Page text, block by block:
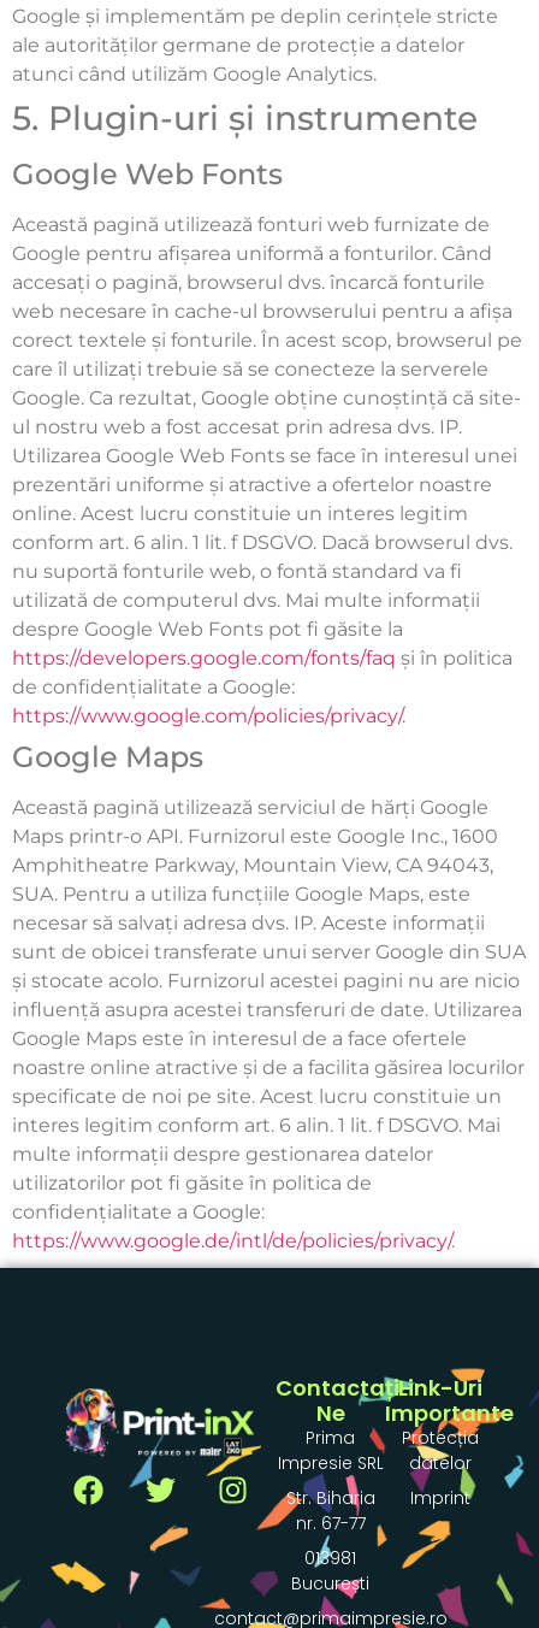
Google și implementăm pe deplin cerințele stricte
ale autorităților germane de protecție a datelor
atunci când utilizăm Google Analytics.
5. Plugin-uri și instrumente
Google Web Fonts
Această pagină utilizează fonturi web furnizate de
Google pentru afișarea uniformă a fonturilor. Când
accesați o pagină, browserul dvs. încarcă fonturile
web necesare în cache-ul browserului pentru a afișa
corect textele și fonturile. În acest scop, browserul pe
care îl utilizați trebuie să se conecteze la serverele
Google. Ca rezultat, Google obține cunoștință că site-
ul nostru web a fost accesat prin adresa dvs. IP.
Utilizarea Google Web Fonts se face în interesul unei
prezentări uniforme și atractive a ofertelor noastre
online. Acest lucru constituie un interes legitim
conform art. 6 alin. 1 lit. f DSGVO. Dacă browserul dvs.
nu suportă fonturile web, o fontă standard va fi
utilizată de computerul dvs. Mai multe informații
despre Google Web Fonts pot fi găsite la
https://developers.google.com/fonts/faq și în politica
de confidențialitate a Google:
https://www.google.com/policies/privacy/.
Google Maps
Această pagină utilizează serviciul de hărți Google
Maps printr-o API. Furnizorul este Google Inc., 1600
Amphitheatre Parkway, Mountain View, CA 94043,
SUA. Pentru a utiliza funcțiile Google Maps, este
necesar să salvați adresa dvs. IP. Aceste informații
sunt de obicei transferate unui server Google din SUA
și stocate acolo. Furnizorul acestei pagini nu are nicio
influență asupra acestei transferuri de date. Utilizarea
Google Maps este în interesul de a face ofertele
noastre online atractive și de a facilita găsirea locurilor
specificate de noi pe site. Acest lucru constituie un
interes legitim conform art. 6 alin. 1 lit. f DSGVO. Mai
multe informații despre gestionarea datelor
utilizatorilor pot fi găsite în politica de
confidențialitate a Google:
https://www.google.de/intl/de/policies/privacy/.
Contactați-
Ne
Prima
Impresie SRL
Str. Biharia
nr. 67-77
013981
București
contact@primaimpresie.ro
Link-Uri
Importante
Protecția
datelor
Imprint